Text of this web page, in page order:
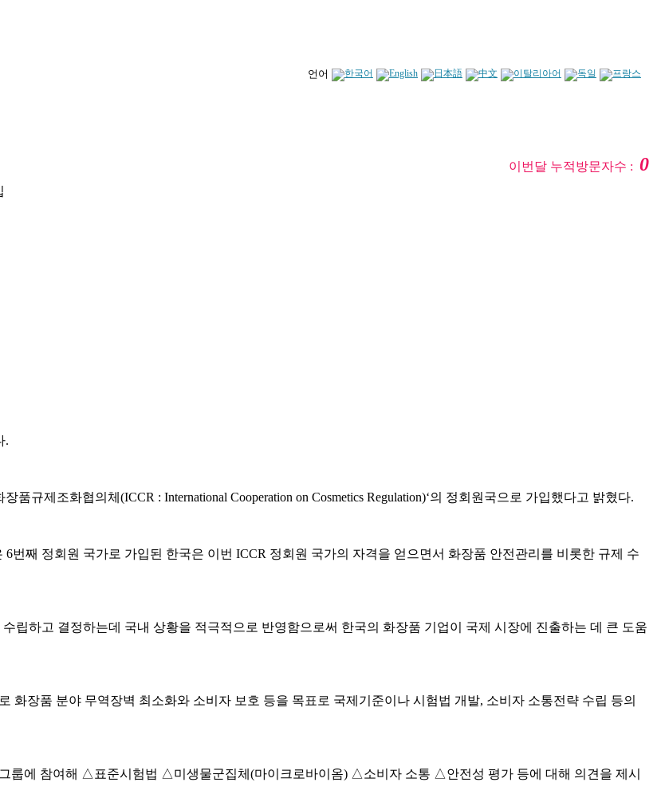
언어
이번달 누적방문자수 :0
.
규제조화협의체(ICCR : International Cooperation on Cosmetics Regulation)‘의 정회원국으로 가입했다고 밝혔다.
번째 정회원 국가로 가입된 한국은 이번 ICCR 정회원 국가의 자격을 얻으면서 화장품 안전관리를 비롯한 규제 수
립하고 결정하는데 국내 상황을 적극적으로 반영함으로써 한국의 화장품 기업이 국제 시장에 진출하는 데 큰 도움
화장품 분야 무역장벽 최소화와 소비자 보호 등을 목표로 국제기준이나 시험법 개발, 소비자 소통전략 수립 등의
룹에 참여해 △표준시험법 △미생물군집체(마이크로바이옴) △소비자 소통 △안전성 평가 등에 대해 의견을 제시